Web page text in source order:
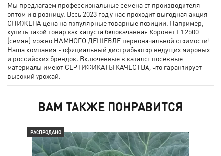
Мы предлагаем профессиональные семена от производителя
оптом и в розницу. Весь 2023 год у нас проходит выгодная акция -
СНИЖЕНА цена на популярные товарные позиции. Например,
купить такой товар как капуста белокачанная Коронет F1 2500
(семян) можно НАМНОГО ДЕШЕВЛЕ первоначальной стоимости!
Наша компания - официальный дистрибьютор ведущих мировых
и российских брендов. Включенные в каталог посевные
материалы имеют СЕРТИФИКАТЫ КАЧЕСТВА, что гарантирует
высокий урожай.
ВАМ ТАКЖЕ ПОНРАВИТСЯ
РАСПРОДАНО